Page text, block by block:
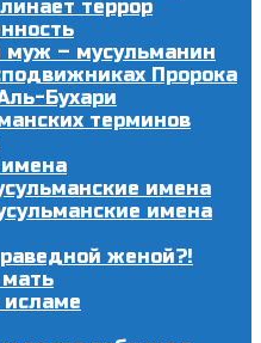
террор
– мусульманин
Пророка
Бухари
терминов
имена
имена
женой?!